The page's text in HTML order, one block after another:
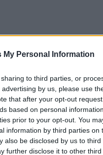
My Personal Information
to third parties, or
by us, please use
that after your opt-out
based on personal
prior to your opt-out. You
information by third parties on
also be disclosed by us to
further disclose it to other third